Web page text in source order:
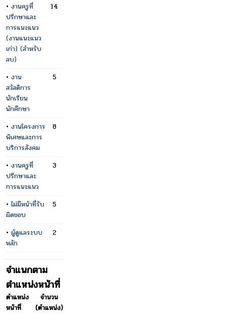
• งานครูที่
ปรึกษาและ
การแนะแนว
(งานแนะแนว
เก่า) (สำหรับ
ลบ)
14
• งาน
สวัสดิการ
นักเรียน
นักศึกษา
5
• งานโครงการ
พิเศษและการ
บริการสังคม
8
• งานครูที่
ปรึกษาและ
การแนะแนว
3
•ไม่มีหน้าที่รับ
ผิดชอบ
5
• ผู้ดูแลระบบ
หลัก
2
จำแนกตาม
ตำแหน่งหน้าที่
ตำแหน่ง
หน้าที่
จำนวน
(ตำแหน่ง)